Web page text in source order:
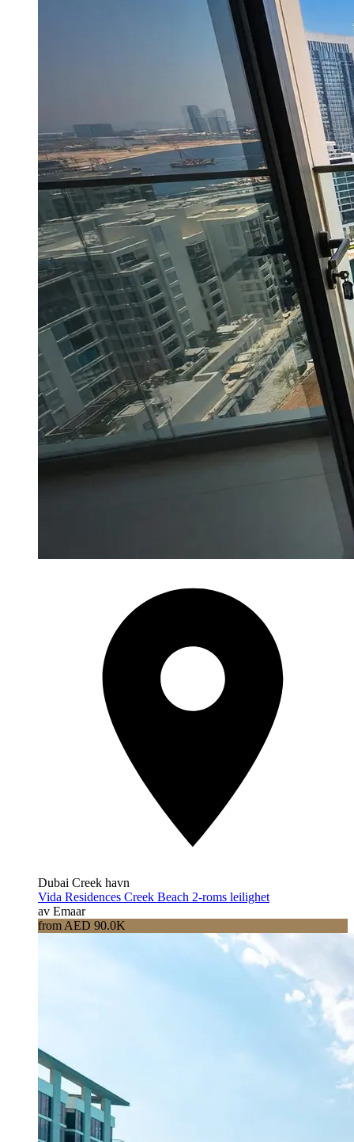
Dubai Creek havn
Vida Residences Creek Beach 2-roms leilighet
av Emaar
from AED 90.0K